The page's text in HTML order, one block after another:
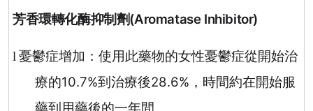
芳香環轉化酶抑制劑(Aromatase Inhibitor)
l憂鬱症增加：使用此藥物的女性憂鬱症從開始治
療的10.7%到治療後28.6% ，時間約在開始服